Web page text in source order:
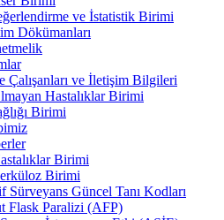
ve İstatistik Birimi
Dökümanları
Çalışanları ve İletişim Bilgileri
Hastalıklar Birimi
Birimi
Birimi
Birimi
Sürveyans Güncel Tanı Kodları
Flask Paralizi (AFP)